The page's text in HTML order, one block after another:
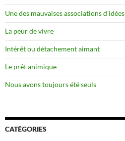
Une des mauvaises associations d’idées
La peur de vivre
Intérêt ou détachement aimant
Le prêt animique
Nous avons toujours été seuls
CATÉGORIES